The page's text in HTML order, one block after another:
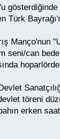
Türk
Manço'nun
seni/can
töreni
erken